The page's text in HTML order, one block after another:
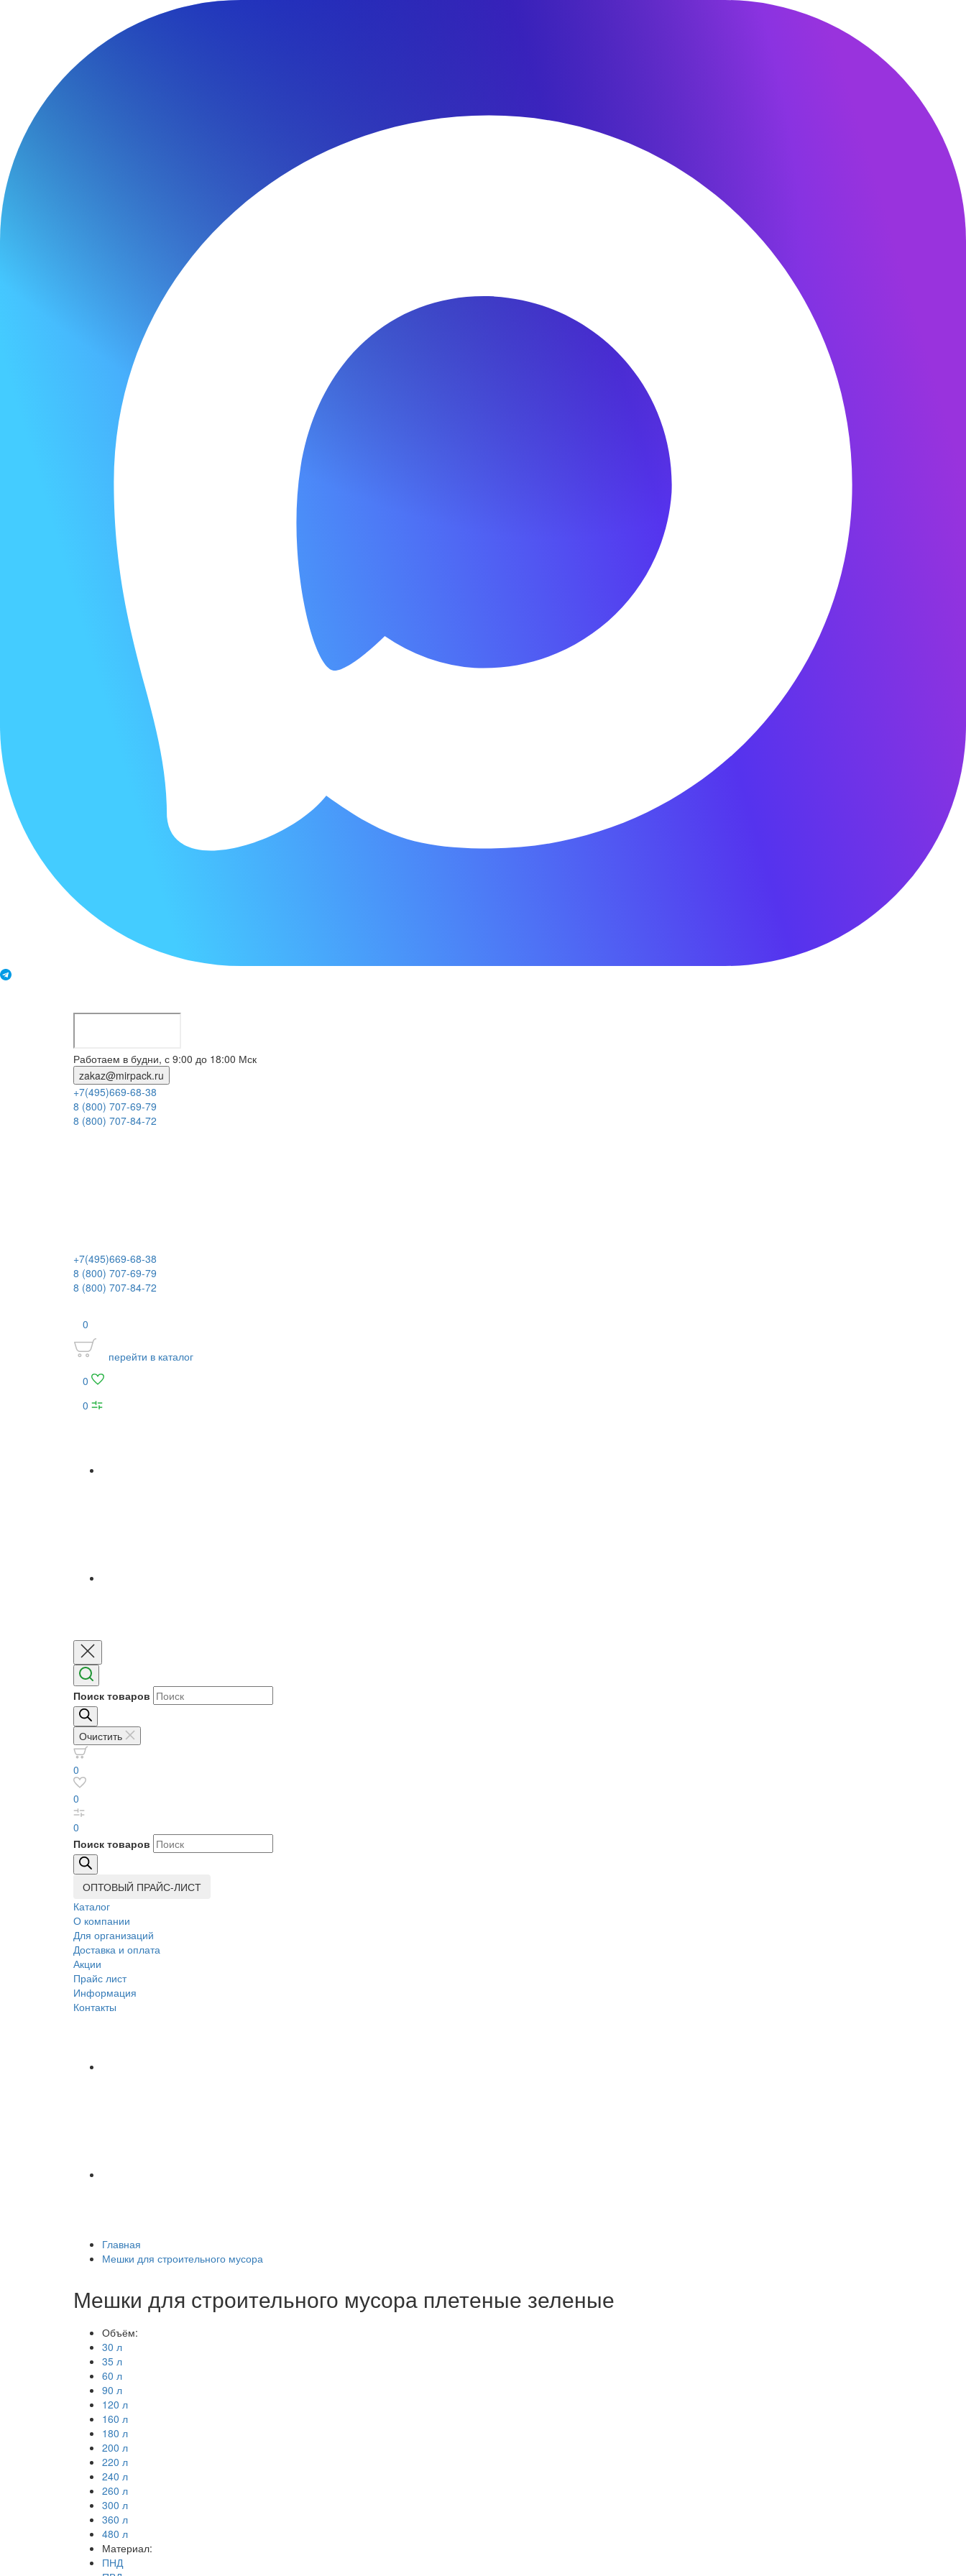
Работаем в будни, с 9:00 до 18:00 Мск
zakaz@mirpack.ru
+7(495)669-68-38
8 (800) 707-69-79
8 (800) 707-84-72
+7(495)669-68-38
8 (800) 707-69-79
8 (800) 707-84-72
0
перейти в каталог
0
0
Поиск товаров
Очистить
0
0
0
Поиск товаров
ОПТОВЫЙ ПРАЙС-ЛИСТ
Каталог
О компании
Для организаций
Доставка и оплата
Акции
Прайс лист
Информация
Контакты
Главная
Мешки для строительного мусора
Мешки для строительного мусора плетеные зеленые
Объём:
30 л
35 л
60 л
90 л
120 л
160 л
180 л
200 л
220 л
240 л
260 л
300 л
360 л
480 л
Материал:
ПНД